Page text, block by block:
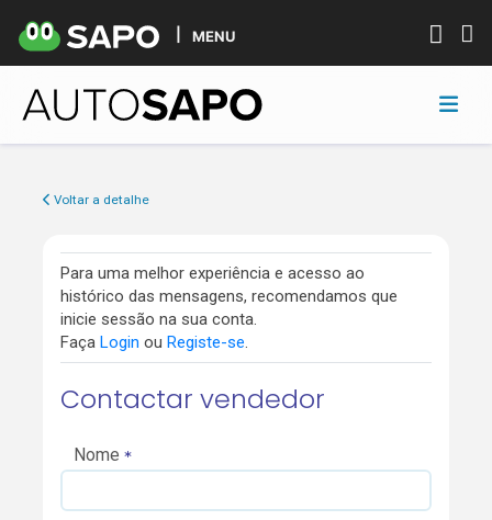
MENU
Voltar a detalhe
Para uma melhor experiência e acesso ao
histórico das mensagens, recomendamos que
inicie sessão na sua conta.
Faça Login ou Registe-se.
Contactar vendedor
Nome